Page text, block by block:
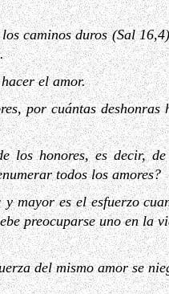
caminos duros (Sal
el amor.
por cuántas deshonras
los honores, es decir,
todos los amores?
mayor es el esfuerzo
preocuparse uno en la
del mismo amor se